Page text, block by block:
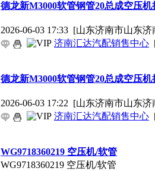
德龙新M3000软管钢管20总成空压
2026-06-03 17:33 [山东济南市山东
济南汇达汽配销售中心
德龙新M3000软管钢管20总成空压
2026-06-03 17:22 [山东济南市山东
济南汇达汽配销售中心
WG9718360219 空压机/软管
WG9718360219 空压机/软管